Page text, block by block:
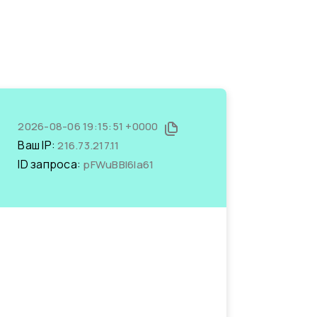
2026-08-06 19:15:51 +0000
Ваш IP:216.73.217.11
ID запроса: pFWuBBl6Ia61